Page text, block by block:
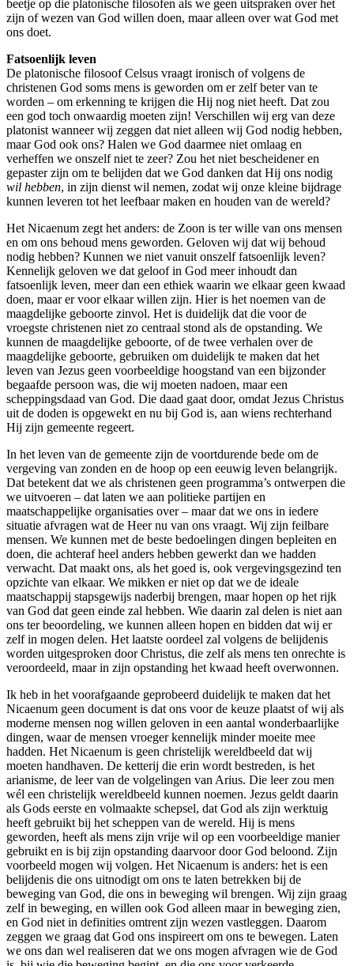
beetje op die platonische filosofen als we geen uitspraken over het
zijn of wezen van God willen doen, maar alleen over wat God met
ons doet.
Fatsoenlijk leven
De platonische filosoof Celsus vraagt ironisch of volgens de
christenen God soms mens is geworden om er zelf beter van te
worden – om erkenning te krijgen die Hij nog niet heeft. Dat zou
een god toch onwaardig moeten zijn! Verschillen wij erg van deze
platonist wanneer wij zeggen dat niet alleen wij God nodig hebben,
maar God ook ons? Halen we God daarmee niet omlaag en
verheffen we onszelf niet te zeer? Zou het niet bescheidener en
gepaster zijn om te belijden dat we God danken dat Hij ons nodig
wil hebben, in zijn dienst wil nemen, zodat wij onze kleine bijdrage
kunnen leveren tot het leefbaar maken en houden van de wereld?
Het Nicaenum zegt het anders: de Zoon is ter wille van ons mensen
en om ons behoud mens geworden. Geloven wij dat wij behoud
nodig hebben? Kunnen we niet vanuit onszelf fatsoenlijk leven?
Kennelijk geloven we dat geloof in God meer inhoudt dan
fatsoenlijk leven, meer dan een ethiek waarin we elkaar geen kwaad
doen, maar er voor elkaar willen zijn. Hier is het noemen van de
maagdelijke geboorte zinvol. Het is duidelijk dat die voor de
vroegste christenen niet zo centraal stond als de opstanding. We
kunnen de maagdelijke geboorte, of de twee verhalen over de
maagdelijke geboorte, gebruiken om duidelijk te maken dat het
leven van Jezus geen voorbeeldige hoogstand van een bijzonder
begaafde persoon was, die wij moeten nadoen, maar een
scheppingsdaad van God. Die daad gaat door, omdat Jezus Christus
uit de doden is opgewekt en nu bij God is, aan wiens rechterhand
Hij zijn gemeente regeert.
In het leven van de gemeente zijn de voortdurende bede om de
vergeving van zonden en de hoop op een eeuwig leven belangrijk.
Dat betekent dat we als christenen geen programma’s ontwerpen die
we uitvoeren – dat laten we aan politieke partijen en
maatschappelijke organisaties over – maar dat we ons in iedere
situatie afvragen wat de Heer nu van ons vraagt. Wij zijn feilbare
mensen. We kunnen met de beste bedoelingen dingen bepleiten en
doen, die achteraf heel anders hebben gewerkt dan we hadden
verwacht. Dat maakt ons, als het goed is, ook vergevingsgezind ten
opzichte van elkaar. We mikken er niet op dat we de ideale
maatschappij stapsgewijs naderbij brengen, maar hopen op het rijk
van God dat geen einde zal hebben. Wie daarin zal delen is niet aan
ons ter beoordeling, we kunnen alleen hopen en bidden dat wij er
zelf in mogen delen. Het laatste oordeel zal volgens de belijdenis
worden uitgesproken door Christus, die zelf als mens ten onrechte is
veroordeeld, maar in zijn opstanding het kwaad heeft overwonnen.
Ik heb in het voorafgaande geprobeerd duidelijk te maken dat het
Nicaenum geen document is dat ons voor de keuze plaatst of wij als
moderne mensen nog willen geloven in een aantal wonderbaarlijke
dingen, waar de mensen vroeger kennelijk minder moeite mee
hadden. Het Nicaenum is geen christelijk wereldbeeld dat wij
moeten handhaven. De ketterij die erin wordt bestreden, is het
arianisme, de leer van de volgelingen van Arius. Die leer zou men
wél een christelijk wereldbeeld kunnen noemen. Jezus geldt daarin
als Gods eerste en volmaakte schepsel, dat God als zijn werktuig
heeft gebruikt bij het scheppen van de wereld. Hij is mens
geworden, heeft als mens zijn vrije wil op een voorbeeldige manier
gebruikt en is bij zijn opstanding daarvoor door God beloond. Zijn
voorbeeld mogen wij volgen. Het Nicaenum is anders: het is een
belijdenis die ons uitnodigt om ons te laten betrekken bij de
beweging van God, die ons in beweging wil brengen. Wij zijn graag
zelf in beweging, en willen ook God alleen maar in beweging zien,
en God niet in definities omtrent zijn wezen vastleggen. Daarom
zeggen we graag dat God ons inspireert om ons te bewegen. Laten
we ons dan wel realiseren dat we ons mogen afvragen wie de God